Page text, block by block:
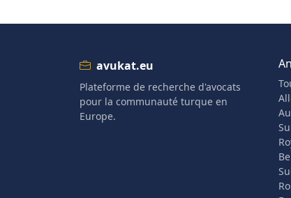
avukat.eu
Plateforme de recherche d'avocats
pour la communauté turque en
Europe.